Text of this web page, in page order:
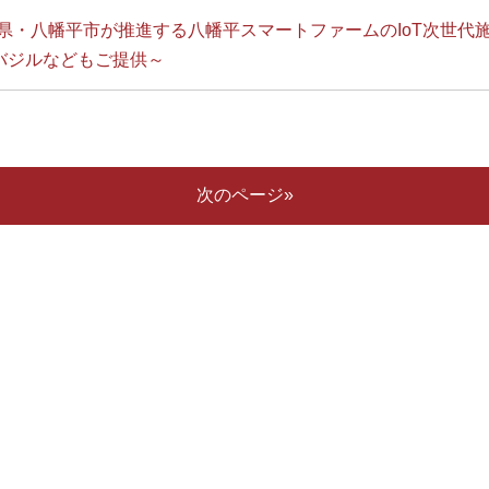
・八幡平市が推進する八幡平スマートファームのIoT次世代
ルなどもご提供～
次のページ»